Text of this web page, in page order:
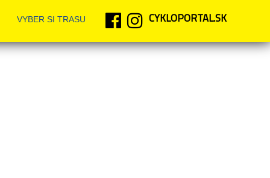
VYBER SI TRASU CYKLOPORTAL.SK